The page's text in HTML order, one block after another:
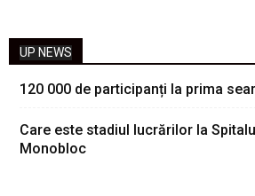
UP NEWS
120 000 de participanți la prima
Care este stadiul lucrărilor la
Monobloc